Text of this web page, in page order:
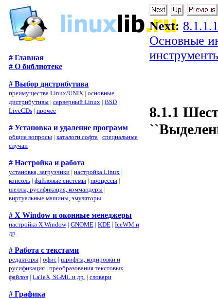
# Главная
# О библиотеке
# Выбор дистрибутива
преимущества Linux/UNIX | основные
дистрибутивы | серверный Linux | BSD |
LiveCDs | прочее
# Установка и удаление программ
общие вопросы | каталоги софта | специальные
случаи
# Настройка и работа
установка, загрузчики | настройка Linux |
консоль | файловые системы | процессы |
шеллы, русификация, коммандеры |
виртуальные машины, эмуляторы
# X Window и оконные менеджеры
настройка X Window| GNOME | KDE | IceWM и
др.
# Работа с текстами
редакторы | офис | шрифты, кодировки и
русификация | преобразования текстовых
файлов | LaTeX, SGML и др. | словари
# Графика
Next:
Основные
8.1.1